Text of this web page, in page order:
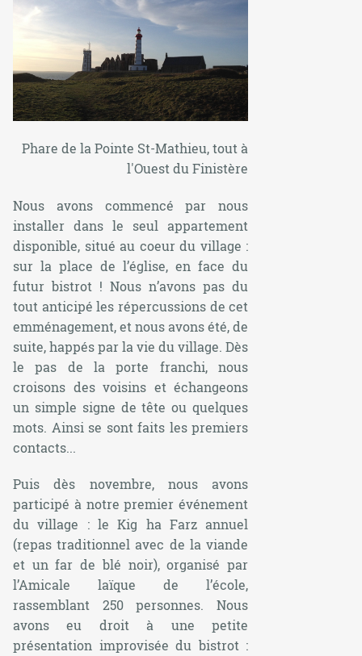
Phare de la Pointe St-Mathieu, tout à
l'Ouest du Finistère
Nous avons commencé par nous
installer dans le seul appartement
disponible, situé au coeur du village :
sur la place de l’église, en face du
futur bistrot ! Nous n’avons pas du
tout anticipé les répercussions de cet
emménagement, et nous avons été, de
suite, happés par la vie du village. Dès
le pas de la porte franchi, nous
croisons des voisins et échangeons
un simple signe de tête ou quelques
mots. Ainsi se sont faits les premiers
contacts...
Puis dès novembre, nous avons
participé à notre premier événement
du village : le Kig ha Farz annuel
(repas traditionnel avec de la viande
et un far de blé noir), organisé par
l’Amicale laïque de l’école,
rassemblant 250 personnes. Nous
avons eu droit à une petite
présentation improvisée du bistrot :